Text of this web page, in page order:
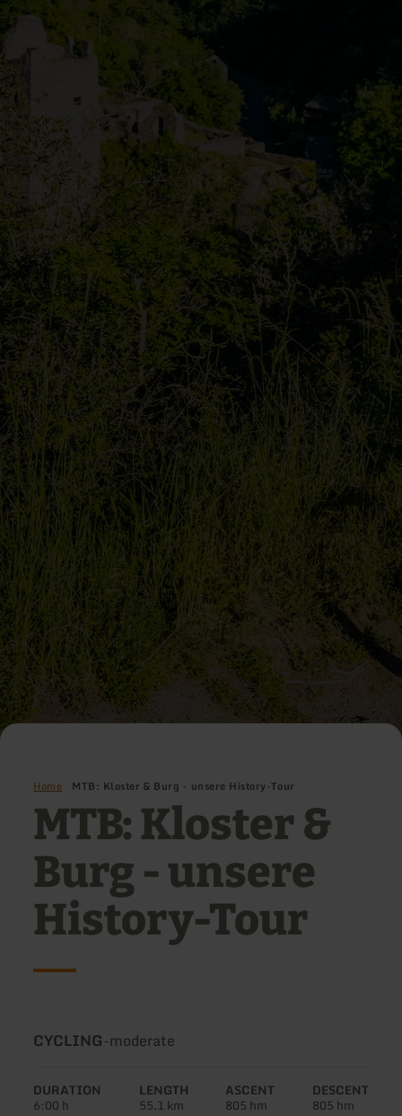
Home MTB: Kloster & Burg - unsere History-Tour
MTB: Kloster &
Burg - unsere
History-Tour
Type
tour:
CYCLING-Difficulty:
moderate
DURATION
6:00 h
LENGTH
55.1 km
ASCENT
805 hm
DESCENT
805 hm